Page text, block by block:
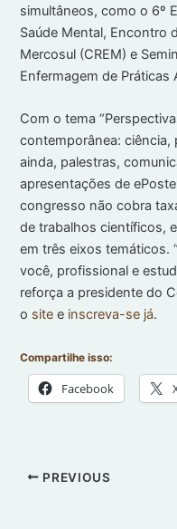
simultâneos, como o 6º
Saúde Mental, Encontro
Mercosul (CREM) e
Enfermagem de Práticas
Com o tema
contemporânea: ciência,
ainda, palestras,
apresentações de
congresso não cobra
de trabalhos científicos,
em três eixos temáticos.
você, profissional e
reforça a presidente do
o site e inscreva-se já.
Compartilhe isso:
Facebook
PREVIOUS